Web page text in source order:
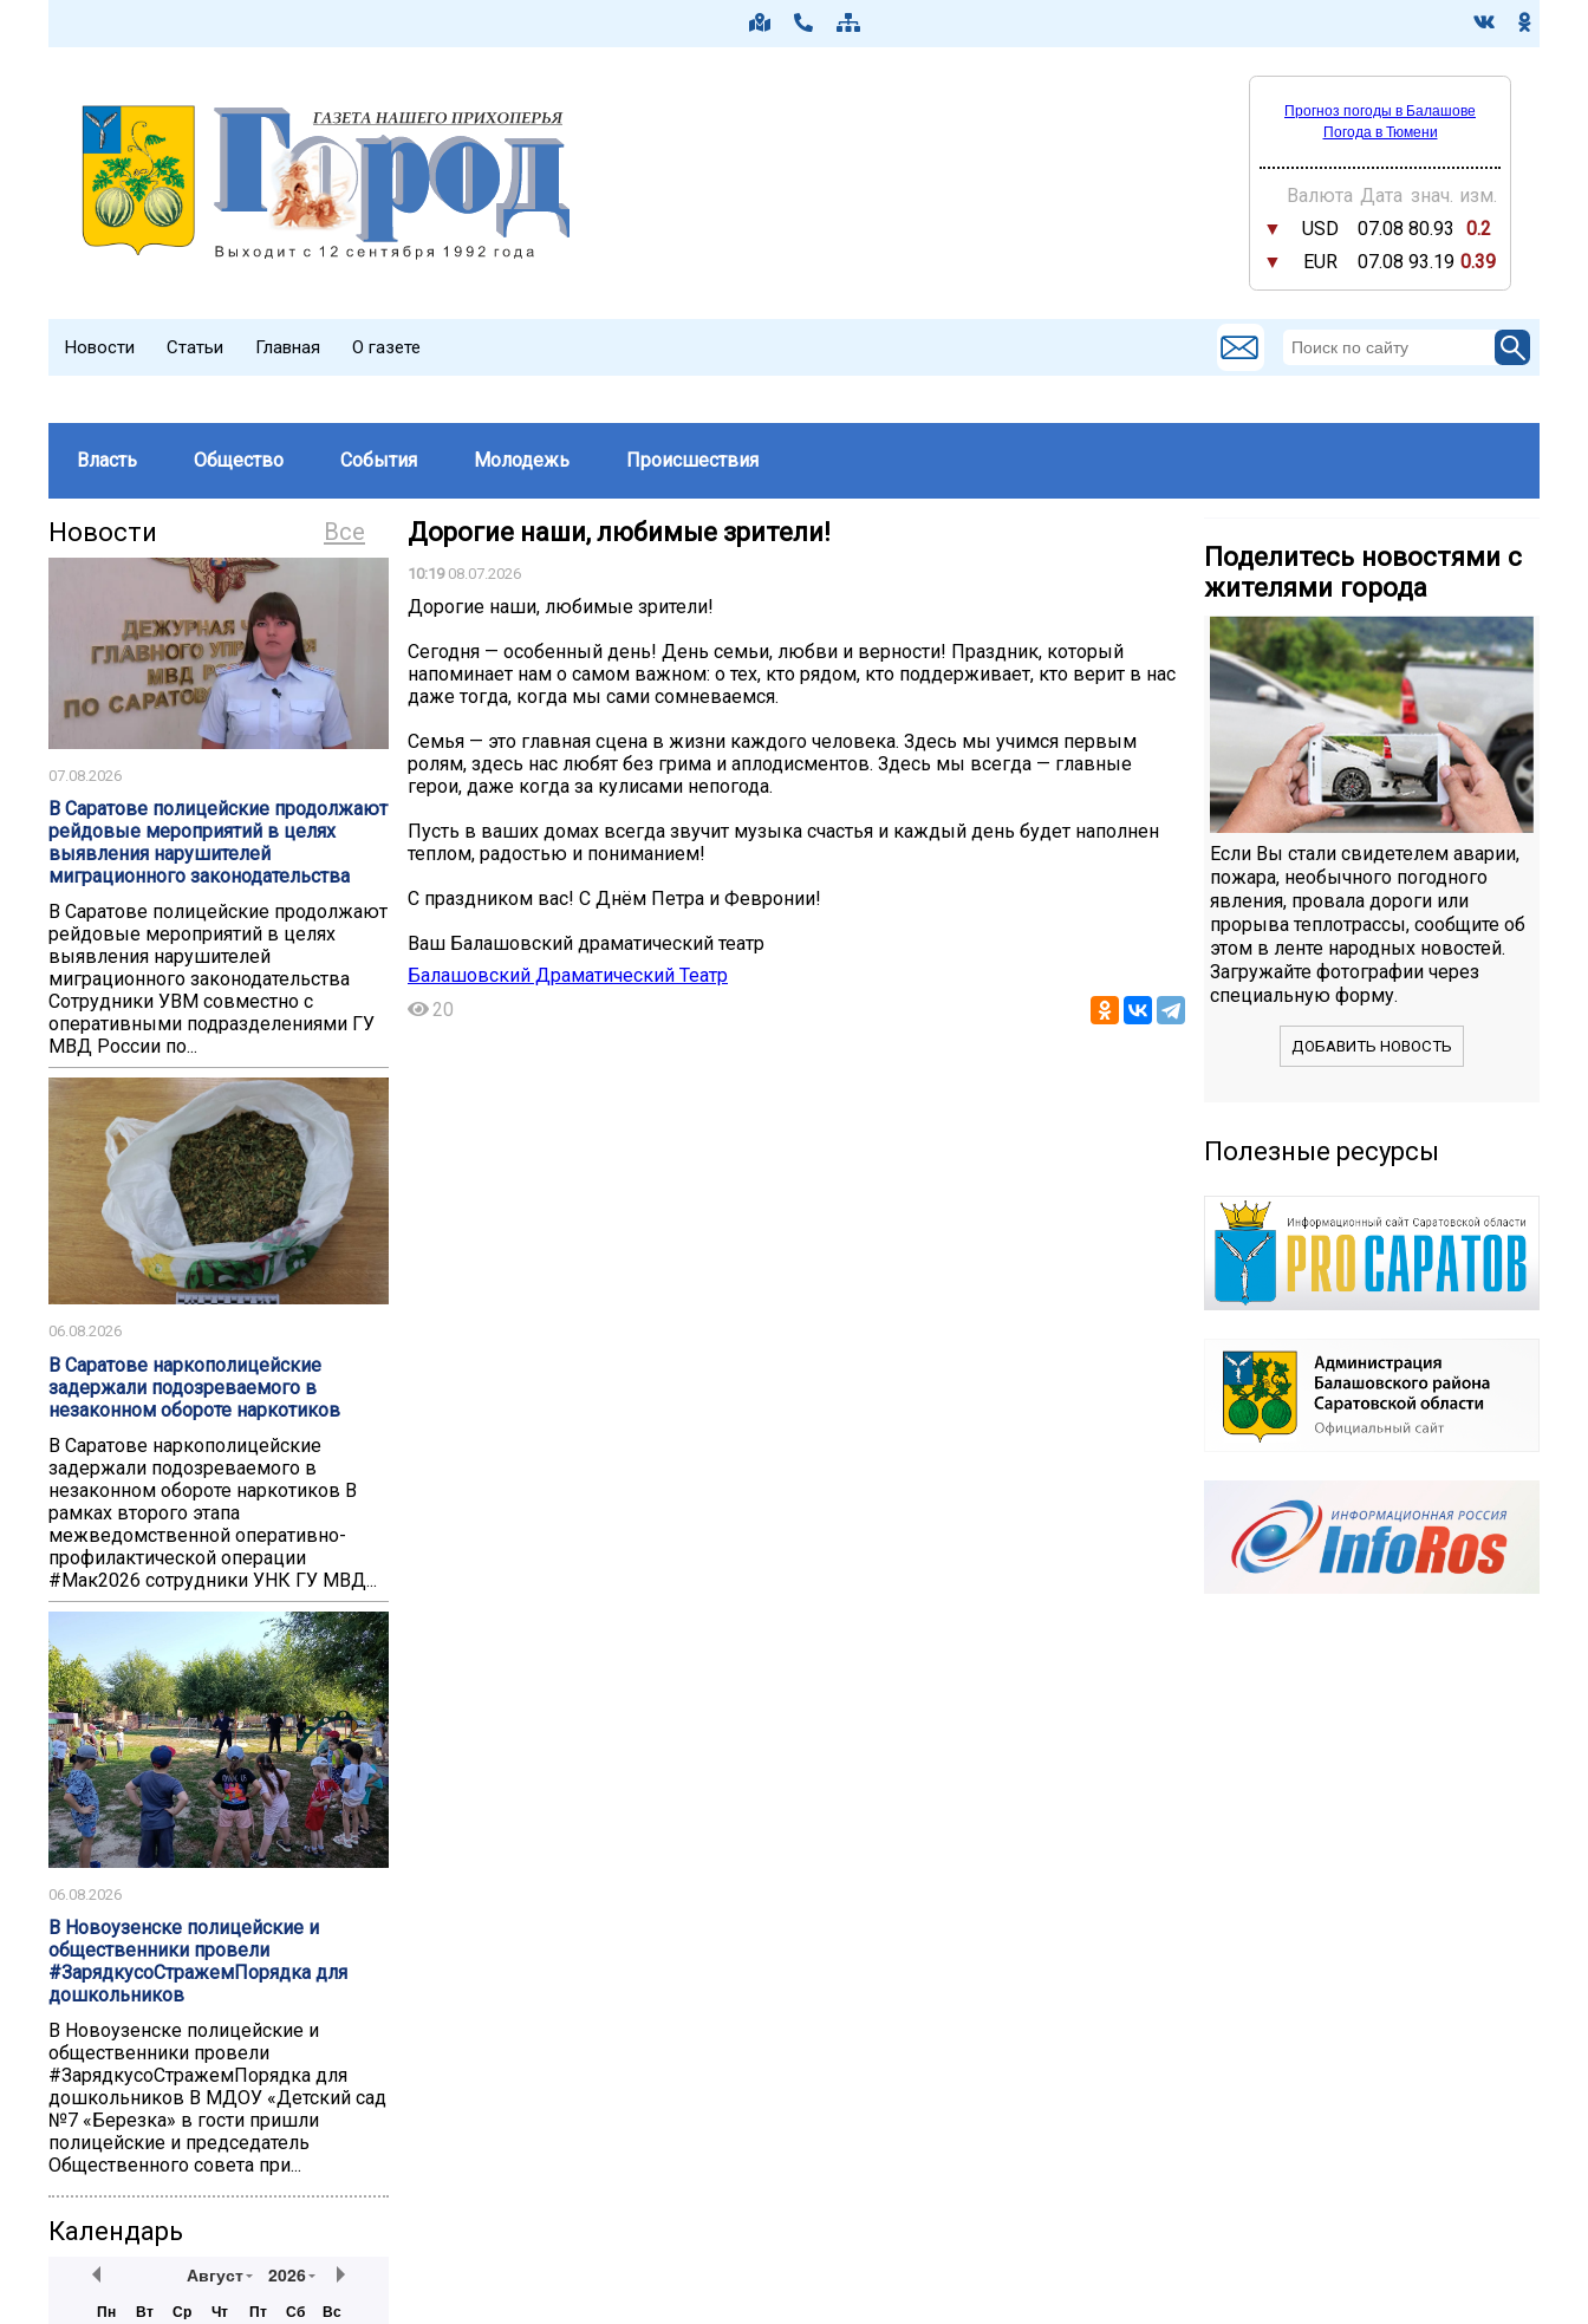
Прогноз погоды в Балашове
Погода в Тюмени
Валюта Дата знач. изм.
▼
USD 07.08 80.93
0.2
▼
EUR 07.08 93.19 0.39
Новости Статьи Главная О газете
Власть Общество События Молодежь Происшествия
Все
Новости
07.08.2026
В Саратове полицейские продолжают
рейдовые мероприятий в целях
выявления нарушителей
миграционного законодательства
В Саратове полицейские продолжают
рейдовые мероприятий в целях
выявления нарушителей
миграционного законодательства
Сотрудники УВМ совместно с
оперативными подразделениями ГУ
МВД России по...
06.08.2026
В Саратове наркополицейские
задержали подозреваемого в
незаконном обороте наркотиков
В Саратове наркополицейские
задержали подозреваемого в
незаконном обороте наркотиков В
рамках второго этапа
межведомственной оперативно-
профилактической операции
#Мак2026 сотрудники УНК ГУ МВД...
06.08.2026
В Новоузенске полицейские и
общественники провели
#ЗарядкусоСтражемПорядка для
дошкольников
В Новоузенске полицейские и
общественники провели
#ЗарядкусоСтражемПорядка для
дошкольников В МДОУ «Детский сад
№7 «Березка» в гости пришли
полицейские и председатель
Общественного совета при...
Календарь
Август 2026
Пн Вт Ср Чт Пт Сб
Вс
Дорогие наши, любимые зрители!
10:1908.07.2026
Дорогие наши, любимые зрители!
Сегодня — особенный день! День семьи, любви и верности! Праздник, который
напоминает нам о самом важном: о тех, кто рядом, кто поддерживает, кто верит в нас
даже тогда, когда мы сами сомневаемся.
Семья — это главная сцена в жизни каждого человека. Здесь мы учимся первым
ролям, здесь нас любят без грима и аплодисментов. Здесь мы всегда — главные
герои, даже когда за кулисами непогода.
Пусть в ваших домах всегда звучит музыка счастья и каждый день будет наполнен
теплом, радостью и пониманием!
С праздником вас! С Днём Петра и Февронии!
Ваш Балашовский драматический театр
Балашовский Драматический Театр
20
Поделитесь новостями с
жителями города
Если Вы стали свидетелем аварии,
пожара, необычного погодного
явления, провала дороги или
прорыва теплотрассы, сообщите об
этом в ленте народных новостей.
Загружайте фотографии через
специальную форму.
ДОБАВИТЬ НОВОСТЬ
Полезные ресурсы